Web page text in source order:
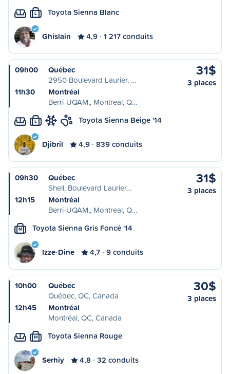
L Toyota Sienna Blanc
Ghislain 4,9 1 217 conduits
09h00
Québec
2950 Boulevard Laurier, …
11h30
Montréal
Berri-UQAM,, Montreal, Q…
31$
3 places
L Toyota Sienna Beige '14
Djibril 4,9 839 conduits
09h30
Québec
Shell, Boulevard Laurier…
12h15
Montréal
Berri-UQAM,, Montreal, Q…
31$
3 places
M Toyota Sienna Gris Foncé '14
Izze-Dine 4,7 9 conduits
10h00
Québec
Québec, QC, Canada
12h45
Montréal
Montréal, QC, Canada
30$
3 places
M Toyota Sienna Rouge
Serhiy 4,8 32 conduits